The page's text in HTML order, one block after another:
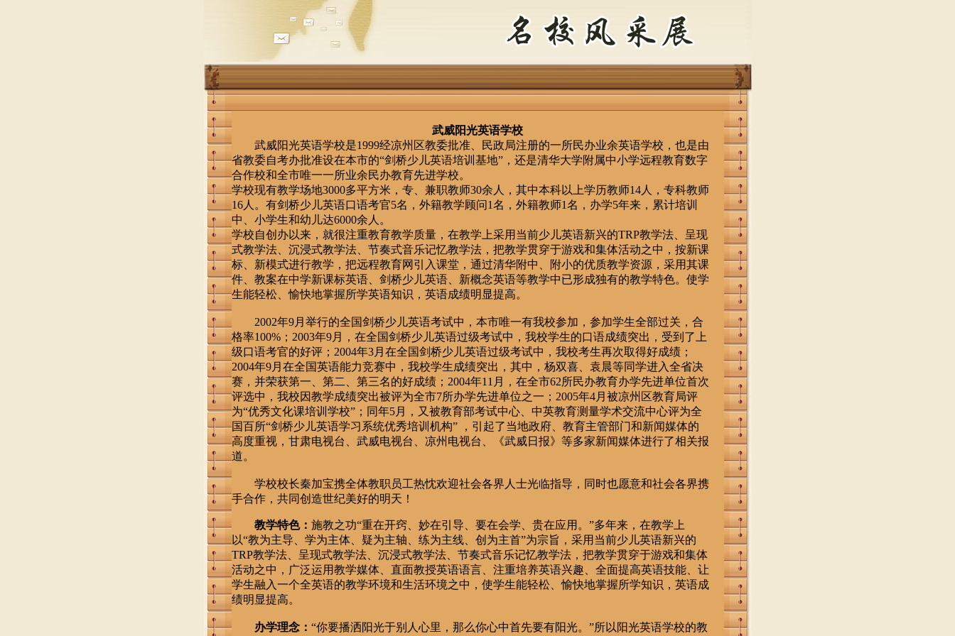
武威阳光英语学校
武威阳光英语学校是1999经凉州区教委批准、民政局注册的一所民办业余英语学校，也是由
省教委自考办批准设在本市的“剑桥少儿英语培训基地”，还是清华大学附属中小学远程教育数字
合作校和全市唯一一所业余民办教育先进学校。
学校现有教学场地3000多平方米，专、兼职教师30余人，其中本科以上学历教师14人，专科教师
16人。有剑桥少儿英语口语考官5名，外籍教学顾问1名，外籍教师1名，办学5年来，累计培训
中、小学生和幼儿达6000余人。
学校自创办以来，就很注重教育教学质量，在教学上采用当前少儿英语新兴的TRP教学法、呈现
式教学法、沉浸式教学法、节奏式音乐记忆教学法，把教学贯穿于游戏和集体活动之中，按新课
标、新模式进行教学，把远程教育网引入课堂，通过清华附中、附小的优质教学资源，采用其课
件、教案在中学新课标英语、剑桥少儿英语、新概念英语等教学中已形成独有的教学特色。使学
生能轻松、愉快地掌握所学英语知识，英语成绩明显提高。
2002年9月举行的全国剑桥少儿英语考试中，本市唯一有我校参加，参加学生全部过关，合
格率100%；2003年9月，在全国剑桥少儿英语过级考试中，我校学生的口语成绩突出，受到了上
级口语考官的好评；2004年3月在全国剑桥少儿英语过级考试中，我校考生再次取得好成绩；
2004年9月在全国英语能力竞赛中，我校学生成绩突出，其中，杨双喜、袁晨等同学进入全省决
赛，并荣获第一、第二、第三名的好成绩；2004年11月，在全市62所民办教育办学先进单位首次
评选中，我校因教学成绩突出被评为全市7所办学先进单位之一；2005年4月被凉州区教育局评
为“优秀文化课培训学校”；同年5月，又被教育部考试中心、中英教育测量学术交流中心评为全
国百所“剑桥少儿英语学习系统优秀培训机构” ，引起了当地政府、教育主管部门和新闻媒体的
高度重视，甘肃电视台、武威电视台、凉州电视台、《武威日报》等多家新闻媒体进行了相关报
道。
学校校长秦加宝携全体教职员工热忱欢迎社会各界人士光临指导，同时也愿意和社会各界携
手合作，共同创造世纪美好的明天！
教学特色： 施教之功“重在开窍、妙在引导、要在会学、贵在应用。”多年来，在教学上
以“教为主导、学为主体、疑为主轴、练为主线、创为主首”为宗旨，采用当前少儿英语新兴的
TRP教学法、呈现式教学法、沉浸式教学法、节奏式音乐记忆教学法，把教学贯穿于游戏和集体
活动之中，广泛运用教学媒体、直面教授英语语言、注重培养英语兴趣、全面提高英语技能、让
学生融入一个全英语的教学环境和生活环境之中，使学生能轻松、愉快地掌握所学知识，英语成
绩明显提高。
办学理念： “你要播洒阳光于别人心里，那么你心中首先要有阳光。”所以阳光英语学校的教